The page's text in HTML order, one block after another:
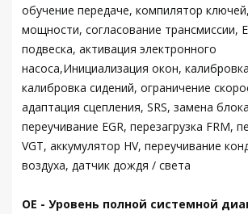
обучение передаче, компилятор
мощности, согласование трансмиссии,
подвеска, активация электронного
насоса,Инициализация окон,
калибровка сидений, ограничение
адаптация сцепления, SRS, замена
переучивание EGR, перезагрузка FRM,
VGT, аккумулятор HV, переучивание
воздуха, датчик дождя / света
OE - Уровень полной системной